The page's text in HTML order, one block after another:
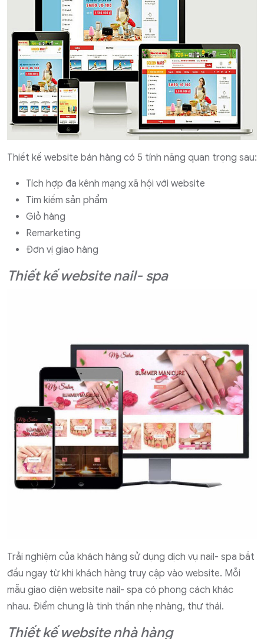
Thiết kế website bán hàng có 5 tính năng quan trọng sau:
Tích hợp đa kênh mạng xã hội với website
Tìm kiếm sản phẩm
Giỏ hàng
Remarketing
Đơn vị giao hàng
Thiết kế website nail- spa
Trải nghiệm của khách hàng sử dụng dịch vụ nail- spa bắt
đầu ngay từ khi khách hàng truy cập vào website. Mỗi
mẫu giao diện website nail- spa có phong cách khác
nhau. Điểm chung là tinh thần nhẹ nhàng, thư thái.
Thiết kế website nhà hàng